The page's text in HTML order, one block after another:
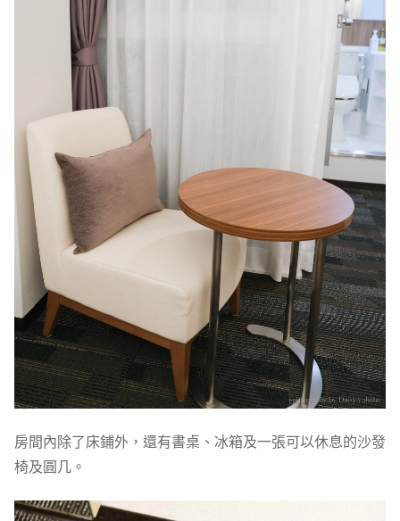
房間內除了床鋪外，還有書桌、冰箱及一張可以休息的沙發
椅及圓几。